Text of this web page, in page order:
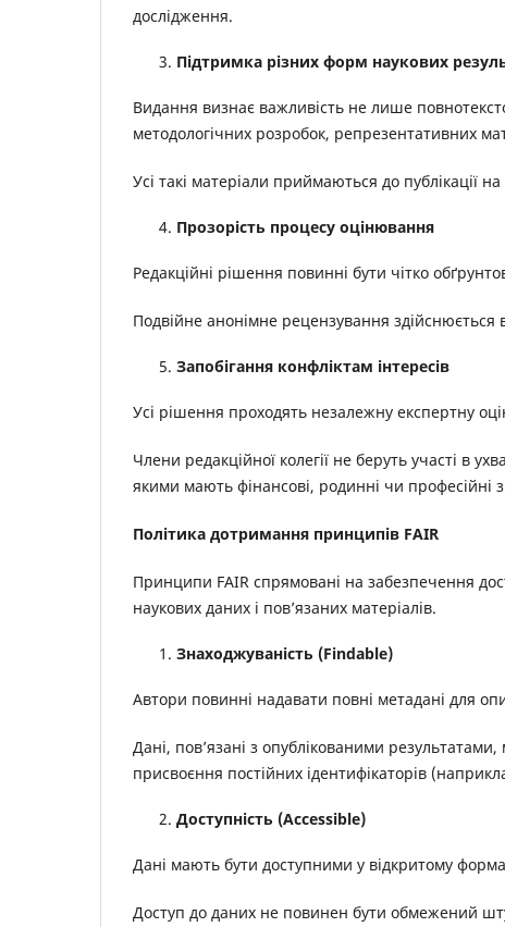
дослідження.
Підтримка різних форм наукових
Видання визнає важливість не лише
методологічних розробок, репрезентативних
Усі такі матеріали приймаються до публікації
Прозорість процесу оцінювання
Редакційні рішення повинні бути чітко
Подвійне анонімне рецензування здійснюється
Запобігання конфліктам інтересів
Усі рішення проходять незалежну експертну
Члени редакційної колегії не беруть участі в
якими мають фінансові, родинні чи професійні
Політика дотримання принципів FAIR
Принципи FAIR спрямовані на забезпечення
наукових даних і пов’язаних матеріалів.
Знаходжуваність (Findable)
Автори повинні надавати повні метадані для
Дані, пов’язані з опублікованими
присвоєння постійних ідентифікаторів
Доступність (Accessible)
Дані мають бути доступними у відкритому
Доступ до даних не повинен бути обмежений